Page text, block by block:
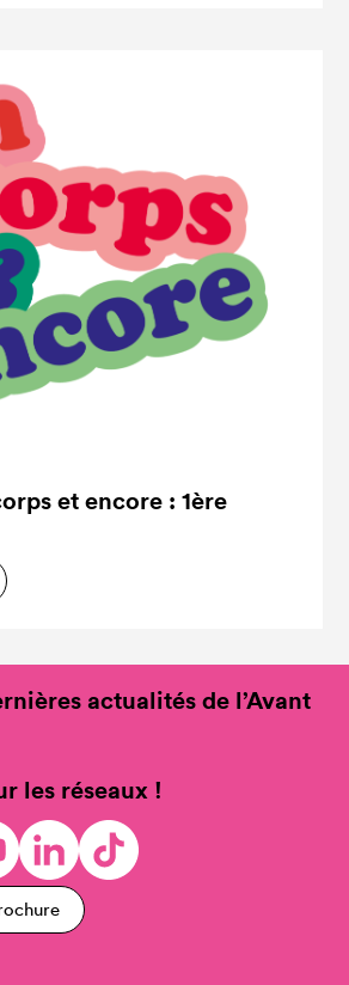
et encore : 1ère
actualités de l’Avant
les réseaux !